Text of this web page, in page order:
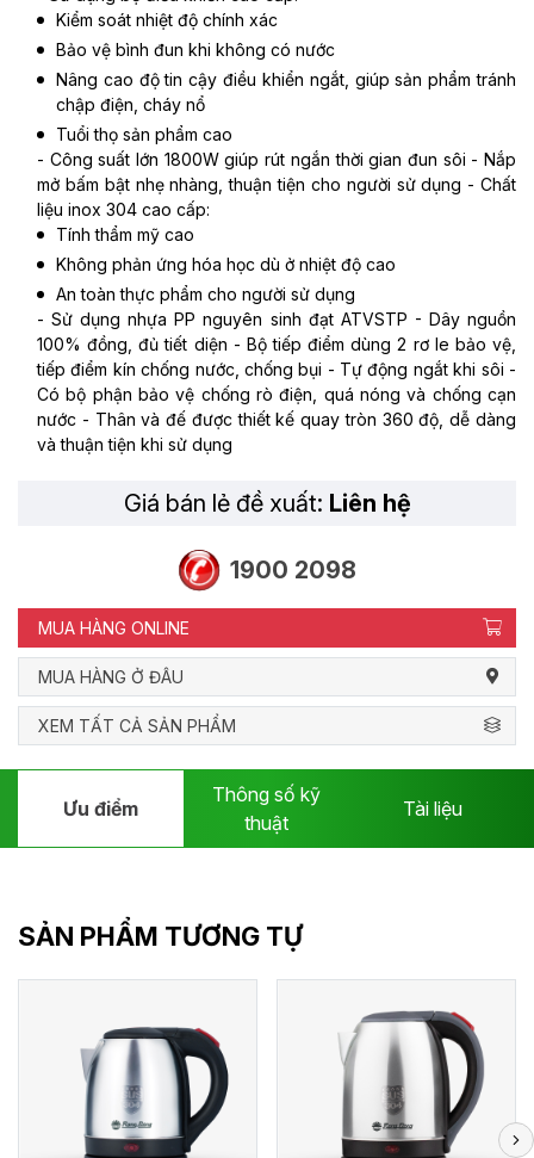
Kiểm soát nhiệt độ chính xác
Bảo vệ bình đun khi không có nước
Nâng cao độ tin cậy điều khiển ngắt, giúp sản phẩm tránh
chập điện, cháy nổ
Tuổi thọ sản phẩm cao
- Công suất lớn 1800W giúp rút ngắn thời gian đun sôi - Nắp
mở bấm bật nhẹ nhàng, thuận tiện cho người sử dụng - Chất
liệu inox 304 cao cấp:
Tính thẩm mỹ cao
Không phản ứng hóa học dù ở nhiệt độ cao
An toàn thực phẩm cho người sử dụng
- Sử dụng nhựa PP nguyên sinh đạt ATVSTP - Dây nguồn
100% đồng, đủ tiết diện - Bộ tiếp điểm dùng 2 rơ le bảo vệ,
tiếp điểm kín chống nước, chống bụi - Tự động ngắt khi sôi -
Có bộ phận bảo vệ chống rò điện, quá nóng và chống cạn
nước - Thân và đế được thiết kế quay tròn 360 độ, dễ dàng
và thuận tiện khi sử dụng
Giá bán lẻ đề xuất: Liên hệ
1900 2098
MUA HÀNG ONLINE
MUA HÀNG Ở ĐÂU
XEM TẤT CẢ SẢN PHẨM
Ưu điểm
Thông số kỹ
thuật
Tài liệu
SẢN PHẨM TƯƠNG TỰ